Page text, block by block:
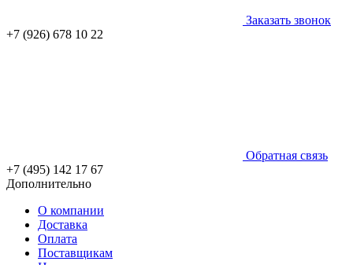
Заказать звонок
+7 (926) 678 10 22
Обратная связь
+7 (495) 142 17 67
Дополнительно
О компании
Доставка
Оплата
Поставщикам